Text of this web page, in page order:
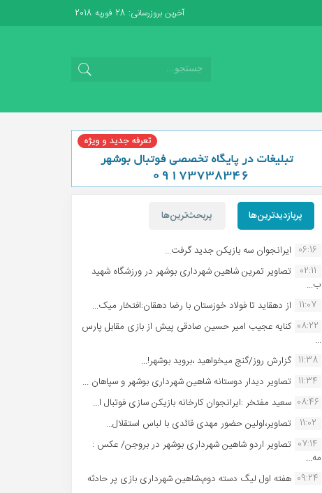
آخرین بروزرسانی: 28 فوریه 2018
پربازدیدترین‌ها پربحث‌ترین‌ها
06:16 ایرانجوان سه بازیکن جدید گرفت...
02:11
تصاویر تمرین شاهین شهردارى بوشهر در ورزشگاه شهید
ب...
11:07 از دهقاید تا فولاد خوزستان با رضا دهقان:افتخار میک...
08:22 کنایه عجیب امیر حسین صادقی پیش از بازی مقابل پارس
...
11:38 گزارش روز/گنج میخواهید ،بروید بوشهر!...
11:34 تصاویر دیدار دوستانه شاهین شهردارى بوشهر و سپاهان ...
08:46 سعید مفتخر :ایرانجوان کارخانه بازیکن سازی فوتبال ا...
11:02
تصاویر،اولین حضور مهدی قائدی با لباس استقلال...
07:14 تصاویر اردو شاهین شهرداری بوشهر در بروجن/ عکس :
مه...
09:24 هفته اول لیگ دسته دوم،شاهین شهرداری بازی پر حادثه